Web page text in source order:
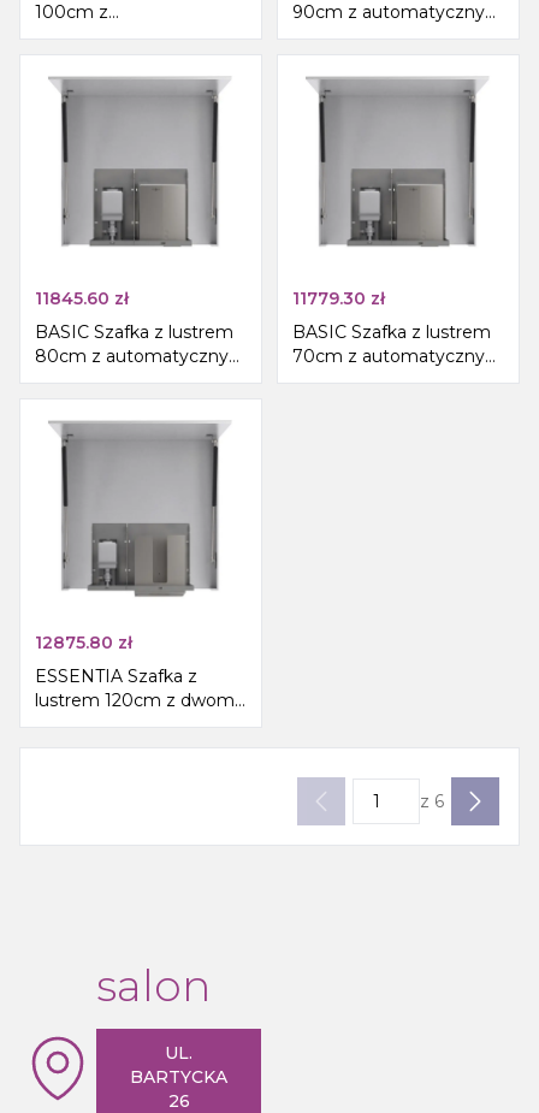
100cm z
automatycznym
dozownikiem mydła i
suszarką do rąk
90cm z automatycznym
dozownikiem mydła i
suszarką do rąk
11845.60 zł
BASIC Szafka z lustrem
80cm z automatycznym
dozownikiem mydła i
suszarką do rąk
11779.30 zł
BASIC Szafka z lustrem
70cm z automatycznym
dozownikiem mydła i
12875.80 zł
ESSENTIA Szafka z
lustrem 120cm z dwoma
automatycznym
dozownikiem mydła i
z 6
salon
UL.
BARTYCKA
26